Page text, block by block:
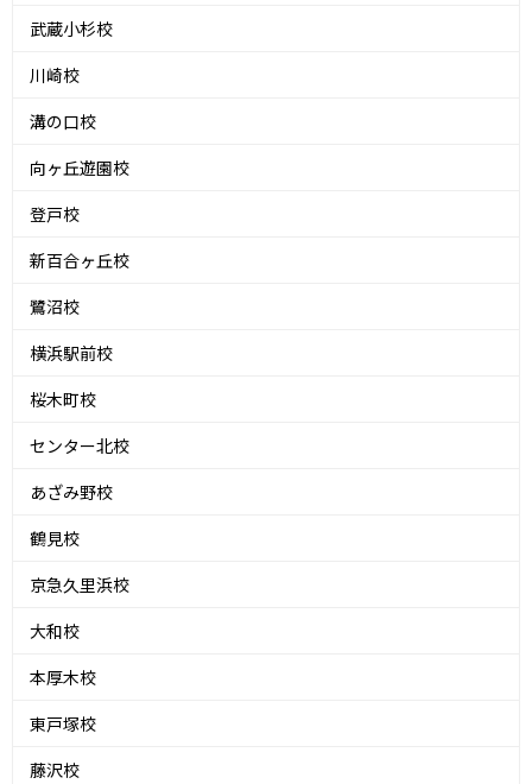
武蔵小杉校
川崎校
溝の口校
向ヶ丘遊園校
登戸校
新百合ヶ丘校
鷺沼校
横浜駅前校
桜木町校
センター北校
あざみ野校
鶴見校
京急久里浜校
大和校
本厚木校
東戸塚校
藤沢校